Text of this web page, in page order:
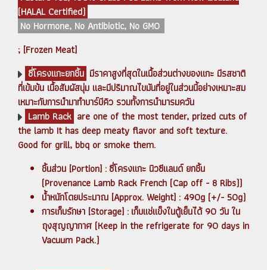
(HALAL Certified)
No Hormone, No Antibiotic, No GMO
; [Frozen Meat]
ซี่โครงแกะยกชิ้น มีราคาสูงที่สุดในเนื้อส่วนต่างของแกะ มีรสชาติ
ที่เข้มข้น เนื้อสัมผัสนุ่ม และมีปริมาณไขมันที่อยู่ในส่วนนี้อย่างเหมาะสม
เหมาะกับการนำมาทำบาร์บีคิว รวมทั้งการนำมารมควัน
Lamb Rack are one of the most tender, prized cuts of
the lamb It has deep meaty flavor and soft texture.
Good for grill, bbq or smoke them.
ชิ้นส่วน [Portion] : ซี่โครงแกะ นิวซีแลนด์ ยกชิ้น
(Provenance Lamb Rack French (Cap off - 8 Ribs))
น้ำหนักโดยประมาณ [Approx. Weight] : 490g (+/- 50g)
การเก็บรักษา [Storage] : เก็บแช่แข็งในตู้เย็นได้ 90 วัน ใน
ถุงสุญญากาศ (Keep in the refrigerate for 90 days in
Vacuum Pack.)